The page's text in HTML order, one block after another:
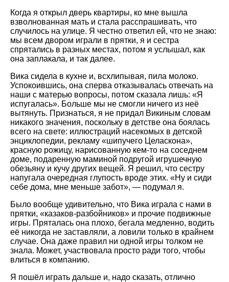
Когда я открыл дверь квартиры, ко мне вышла
взволнованная мать и стала расспрашивать, что
случилось на улице. Я честно ответил ей, что не знаю:
мы всем двором играли в прятки, я и сестра
спрятались в разных местах, потом я услышал, как
она заплакала, и так далее.
Вика сидела в кухне и, всхлипывая, пила молоко.
Успокоившись, она сперва отказывалась отвечать на
наши с матерью вопросы, потом сказала лишь: «Я
испугалась». Больше мы не смогли ничего из неё
вытянуть. Признаться, я не придал Викиным словам
никакого значения, поскольку в детстве она боялась
всего на свете: иллюстраций насекомых в детской
энциклопедии, рекламу «шипучего Целаскона»,
красную рожицу, нарисованную кем-то на соседнем
доме, подаренную маминой подругой игрушечную
обезьяну и кучу других вещей. Я решил, что сестру
напугала очередная глупость вроде этих. «Ну и сиди
себе дома, мне меньше забот», — подумал я.
Было вообще удивительно, что Вика играла с нами в
прятки, «казаков-разбойников» и прочие подвижные
игры. Пряталась она плохо, бегала медленно, водить
её никогда не заставляли, а ловили только в крайнем
случае. Она даже правил ни одной игры толком не
знала. Может, участвовала просто ради того, чтобы
влиться в компанию.
Я пошёл играть дальше и, надо сказать, отлично